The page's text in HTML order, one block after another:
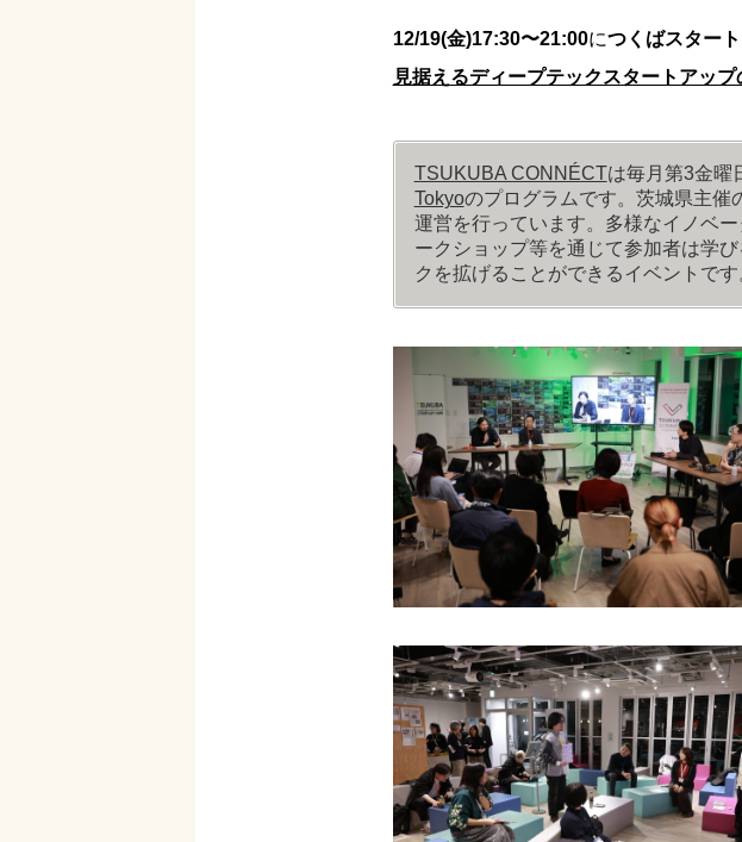
12/19(金)17:30〜21:00につくばスター
見据えるディープテックスタートアッ
TSUKUBA CONNÉCTは毎月第3金曜
Tokyoのプログラムです。茨城県主催
運営を行っています。多様なイノベ
ークショップ等を通じて参加者は学
クを拡げることができるイベントです